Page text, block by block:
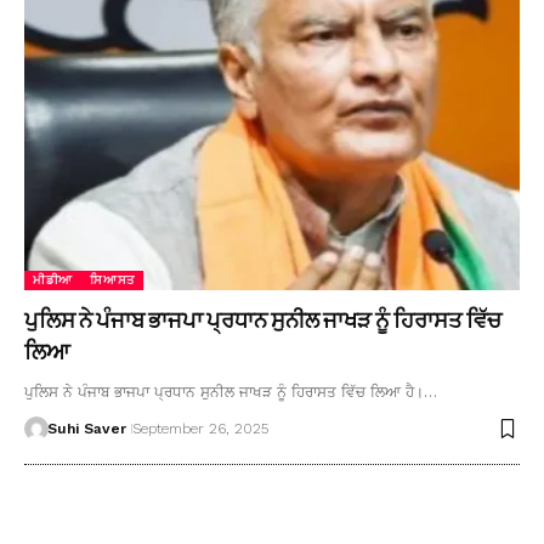
ਮੀਡੀਆ ਸਿਆਸਤ
ਪੁਲਿਸ ਨੇ ਪੰਜਾਬ ਭਾਜਪਾ ਪ੍ਰਧਾਨ ਸੁਨੀਲ ਜਾਖੜ ਨੂੰ ਹਿਰਾਸਤ ਵਿੱਚ
ਲਿਆ
ਪੁਲਿਸ ਨੇ ਪੰਜਾਬ ਭਾਜਪਾ ਪ੍ਰਧਾਨ ਸੁਨੀਲ ਜਾਖੜ ਨੂੰ ਹਿਰਾਸਤ ਵਿੱਚ ਲਿਆ ਹੈ।…
Suhi Saver September 26, 2025